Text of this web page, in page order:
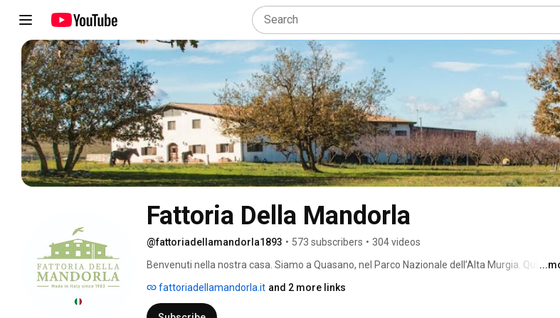
Fattoria Della Mandorla
@fattoriadellamandorla1893 • 573 subscribers • 304 videos
Benvenuti nella nostra casa. Siamo a Quasano, nel Parco Nazionale dell’Alta Murgia. Qui,
mondo un posto migliore, con un progetto basato sui valori in cui crediamo: il rispetto
dell’ambiente, la valorizzazione del territorio e la sostenibilità. A cosa abbiamo pensato? A
fattoriadellamandorla.it and 2 more links